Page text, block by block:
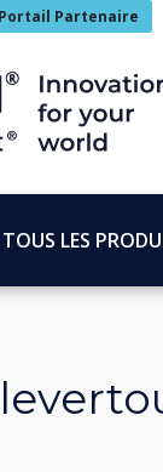
Portail Partenaire
TOUS LES